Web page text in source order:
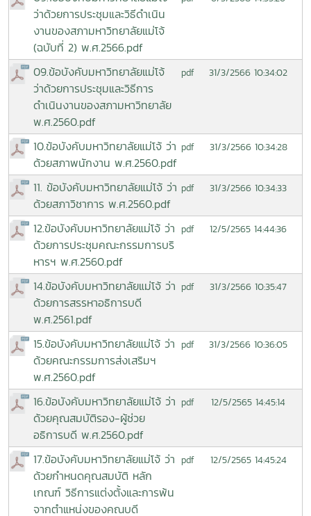
ว่าด้วยการประชุมและวิธีดำเนิน
งานของสภามหาวิทยาลัยแม่โจ้
(ฉบับที่ 2) พ.ศ.2566.pdf
09.ข้อบังคับมหาวิทยาลัยแม่โจ้
ว่าด้วยการประชุมและวิธีการ
ดำเนินงานของสภามหาวิทยาลัย
พ.ศ.2560.pdf
pdf 31/3/2566 10:34:02
10.ข้อบังคับมหาวิทยาลัยแม่โจ้ ว่า
ด้วยสภาพนักงาน พ.ศ.2560.pdf
pdf 31/3/2566 10:34:28
11. ข้อบังคับมหาวิทยาลัยแม่โจ้ ว่า
ด้วยสภาวิชาการ พ.ศ.2560.pdf
pdf 31/3/2566 10:34:33
12.ข้อบังคับมหาวิทยาลัยแม่โจ้ ว่า
ด้วยการประชุมคณะกรรมการบริ
หารฯ พ.ศ.2560.pdf
pdf 12/5/2565 14:44:36
14.ข้อบังคับมหาวิทยาลัยแม่โจ้ ว่า
ด้วยการสรรหาอธิการบดี
พ.ศ.2561.pdf
pdf 31/3/2566 10:35:47
15.ข้อบังคับมหาวิทยาลัยแม่โจ้ ว่า
ด้วยคณะกรรมการส่งเสริมฯ
พ.ศ.2560.pdf
pdf 31/3/2566 10:36:05
16.ข้อบังคับมหาวิทยาลัยแม่โจ้ ว่า
ด้วยคุณสมบัติรอง-ผู้ช่วย
อธิการบดี พ.ศ.2560.pdf
pdf 12/5/2565 14:45:14
17.ข้อบังคับมหาวิทยาลัยแม่โจ้ ว่า
ด้วยกำหนดคุณสมบัติ หลัก
เกณฑ์ วิธีการแต่งตั้งและการพ้น
จากตำแหน่งของคณบดี
pdf 12/5/2565 14:45:24